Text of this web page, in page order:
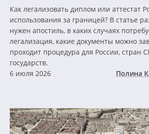
Как легализовать диплом или аттестат
использования за границей? В статье
нужен апостиль, в каких случаях
легализация, какие документы можно
проходит процедура для России, стран
государств.
6 июля 2026
Полина